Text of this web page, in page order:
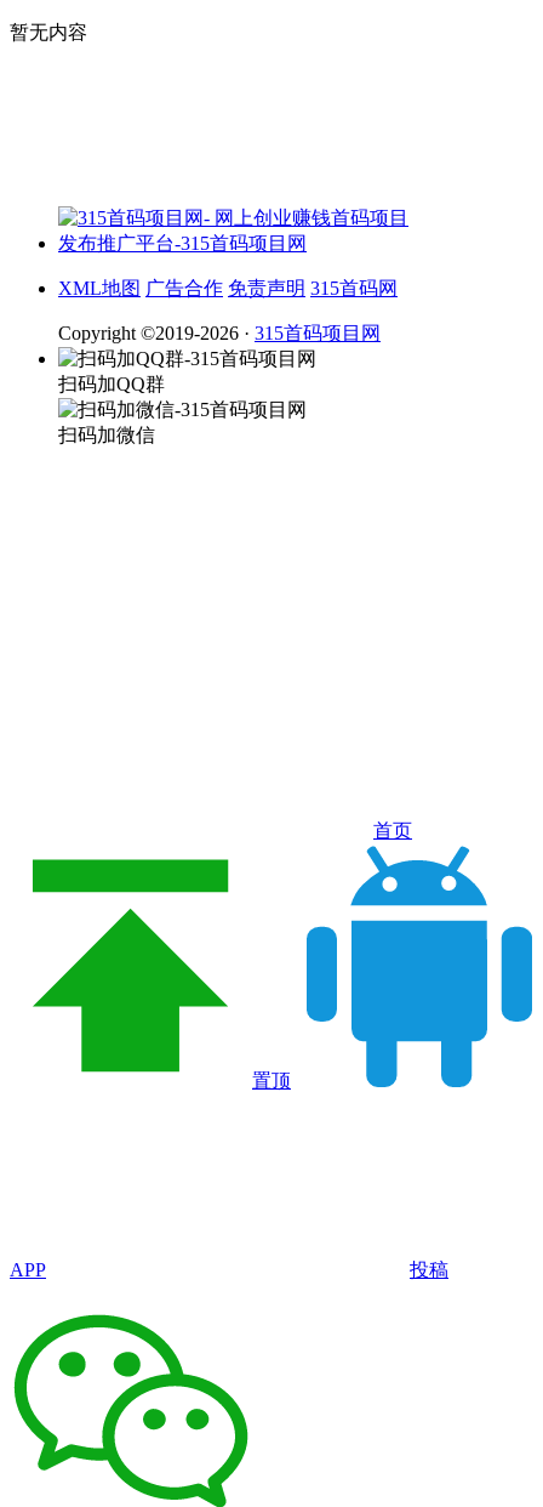
暂无内容
XML地图 广告合作 免责声明 315首码网
Copyright ©2019-2026 · 315首码项目网
扫码加QQ群
扫码加微信
首页
置顶
APP 投稿